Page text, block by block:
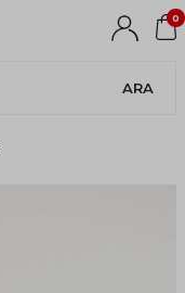
ARA
0